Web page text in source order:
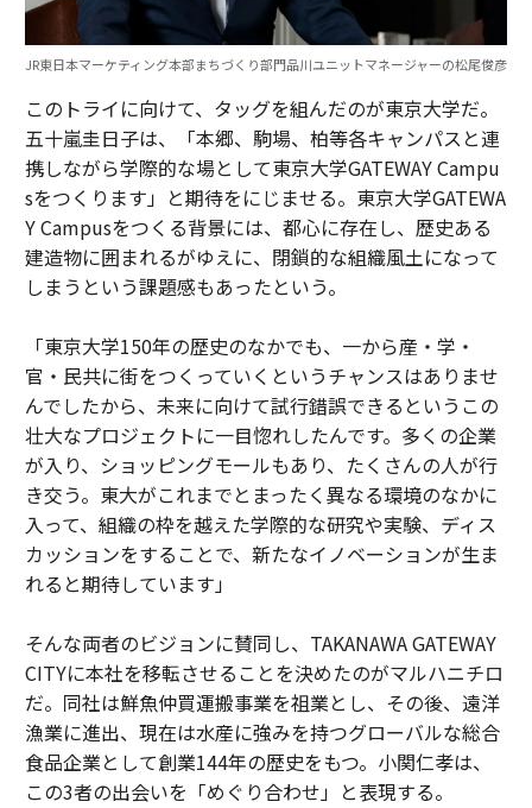
JR東日本マーケティング本部まちづくり部門品川ユニットマネージャーの松尾俊彦
このトライに向けて、タッグを組んだのが東京大学だ。
五十嵐圭日子は、「本郷、駒場、柏等各キャンパスと連
携しながら学際的な場として東京大学GATEWAY Campu
sをつくります」と期待をにじませる。東京大学GATEWA
Y Campusをつくる背景には、都心に存在し、歴史ある
建造物に囲まれるがゆえに、閉鎖的な組織風土になって
しまうという課題感もあったという。
「東京大学150年の歴史のなかでも、一から産・学・
官・民共に街をつくっていくというチャンスはありませ
んでしたから、未来に向けて試行錯誤できるというこの
壮大なプロジェクトに一目惚れしたんです。多くの企業
が入り、ショッピングモールもあり、たくさんの人が行
き交う。東大がこれまでとまったく異なる環境のなかに
入って、組織の枠を越えた学際的な研究や実験、ディス
カッションをすることで、新たなイノベーションが生ま
れると期待しています」
そんな両者のビジョンに賛同し、TAKANAWA GATEWAY
CITYに本社を移転させることを決めたのがマルハニチロ
だ。同社は鮮魚仲買運搬事業を祖業とし、その後、遠洋
漁業に進出、現在は水産に強みを持つグローバルな総合
食品企業として創業144年の歴史をもつ。小関仁孝は、
この3者の出会いを「めぐり合わせ」と表現する。